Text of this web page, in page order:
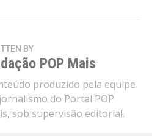
BY
POP Mais
produzido pela equipe
do Portal POP
sob supervisão editorial.